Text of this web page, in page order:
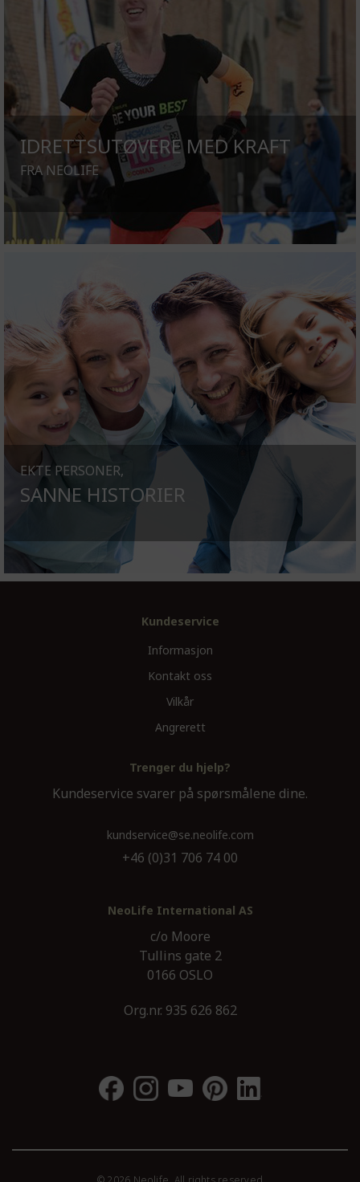
IDRETTSUTØVERE MED KRAFT
FRA NEOLIFE
EKTE PERSONER,
SANNE HISTORIER
Kundeservice
Informasjon
Kontakt oss
Vilkår
Angrerett
Trenger du hjelp?
Kundeservice svarer på spørsmålene dine.
kundservice@se.neolife.com
+46 (0)31 706 74 00
NeoLife International AS
c/o Moore
Tullins gate 2
0166 OSLO
Org.nr. 935 626 862